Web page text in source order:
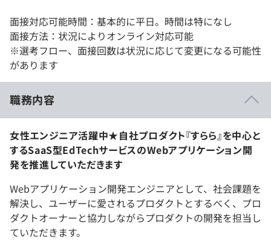
面接対応可能時間：基本的に平日。時間は特になし
面接方法：状況によりオンライン対応可能
※選考フロー、面接回数は状況に応じて変更になる可能性
があります
職務内容
女性エンジニア活躍中★自社プロダクト『すらら』を中心と
するSaaS型EdTechサービスのWebアプリケーション開
発を推進していただきます
Webアプリケーション開発エンジニアとして、社会課題を
解決し、ユーザーに愛されるプロダクトとするべく、プロ
ダクトオーナーと協力しながらプロダクトの開発を担当し
ていただきます。